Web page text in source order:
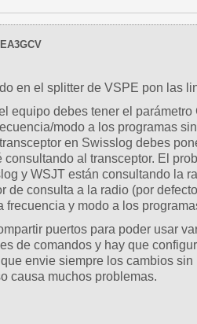
en el splitter de VSPE pon las
equipo debes tener el
modo a los programas
en Swisslog debes
consultando al transceptor. El
y WSJT están consultando la
de consulta a la radio (por
frecuencia y modo a los
puertos para poder usar
de comandos y hay que
envie siempre los cambios
causa muchos problemas.